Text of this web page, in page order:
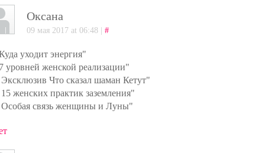
Оксана
09 мая 2017 at 06:48 | #
уходит энергия"
уровней женской реализации"
Что сказал шаман Кетут"
женских практик заземления"
связь женщины и Луны"